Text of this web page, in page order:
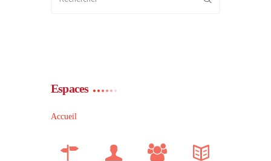
Espaces
Accueil